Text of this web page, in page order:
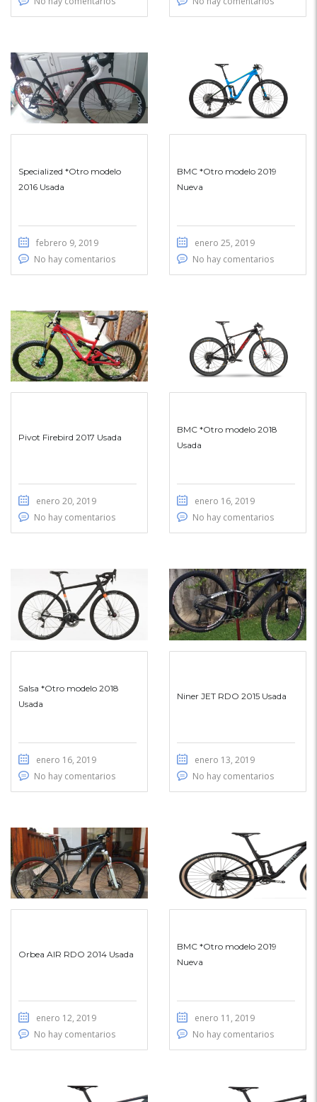
Specialized *Otro modelo
2016 Usada
febrero 9, 2019
No hay comentarios
BMC *Otro modelo 2019
Nueva
enero 25, 2019
No hay comentarios
Pivot Firebird 2017 Usada
enero 20, 2019
No hay comentarios
BMC *Otro modelo 2018
Usada
enero 16, 2019
No hay comentarios
Salsa *Otro modelo 2018
Usada
enero 16, 2019
No hay comentarios
Niner JET RDO 2015 Usada
enero 13, 2019
No hay comentarios
Orbea AIR RDO 2014 Usada
enero 12, 2019
No hay comentarios
BMC *Otro modelo 2019
Nueva
enero 11, 2019
No hay comentarios